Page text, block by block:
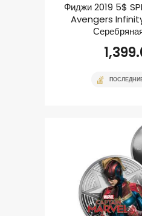
Фиджи 2019 5$
Avengers